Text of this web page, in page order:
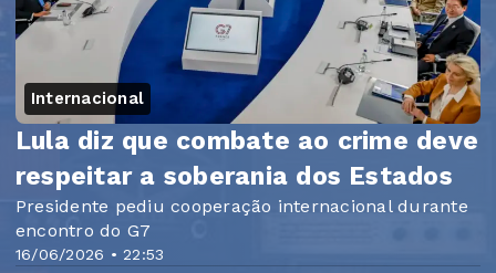
Internacional
16/06/2026 • 22:53
Lula diz que combate ao crime deve
respeitar a soberania dos Estados
Presidente pediu cooperação internacional durante
encontro do G7